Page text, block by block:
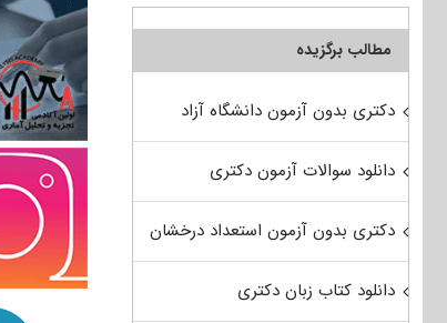
مطالب برگزیده
دکتری بدون آزمون دانشگاه آزاد
دانلود سوالات آزمون دکتری
دکتری بدون آزمون استعداد درخشان
دانلود کتاب زبان دکتری